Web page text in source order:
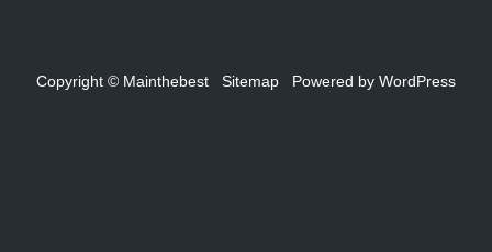
Copyright © Mainthebest Sitemap Powered by WordPress